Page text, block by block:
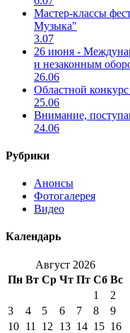
Мастер-классы
Музыка"
3.07
26 июня -
и незаконным
26.06
Областной
25.06
Внимание,
24.06
Рубрики
Анонсы
Фотогалерея
Видео
Календарь
Август 2026
Пн Вт Ср Чт Пт Сб Вс
1
2
3
4 5 6 7 8
9
10 11 12 13 14 15 16